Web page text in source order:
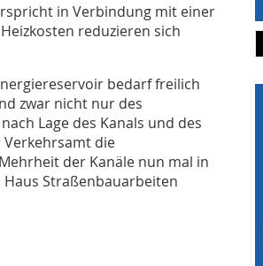
in Verbindung mit einer
reduzieren sich
bedarf freilich
zwar nicht nur des
Lage des Kanals und des
die
der Kanäle nun mal in
Straßenbauarbeiten